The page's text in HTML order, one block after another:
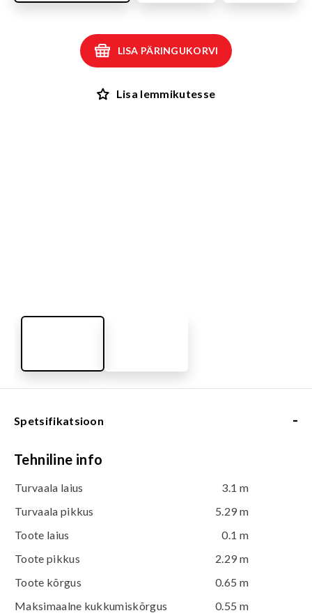
LISA PÄRINGUKORVI
Lisa lemmikutesse
Spetsifikatsioon -
Tehniline info
Turvaala laius
3.1 m
Turvaala pikkus
5.29 m
Toote laius
0.1 m
Toote pikkus
2.29 m
Toote kõrgus
0.65 m
Maksimaalne kukkumiskõrgus
0.55 m